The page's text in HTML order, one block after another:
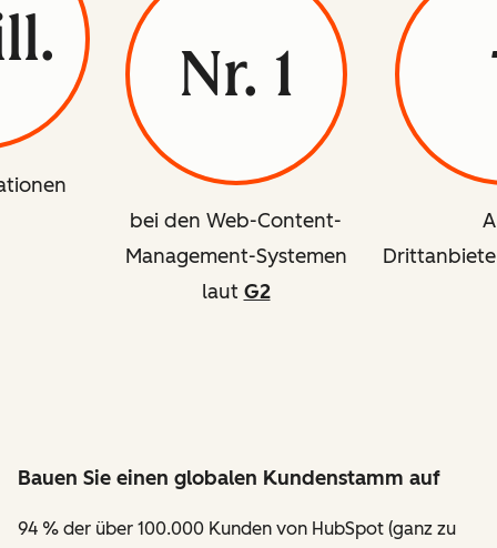
Nr. 1
bei den Web-Content-
Management-Systemen
laut G2
Bauen Sie einen globalen Kundenstamm auf
94 % der über 100.000 Kunden von HubSpot (ganz zu